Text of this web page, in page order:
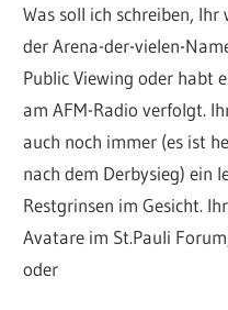
Was soll ich schreiben,
der Arena-der-vielen-
Public Viewing oder habt
am AFM-Radio verfolgt.
auch noch immer (es ist
nach dem Derbysieg) ein
Restgrinsen im Gesicht.
Avatare im St.Pauli
oder